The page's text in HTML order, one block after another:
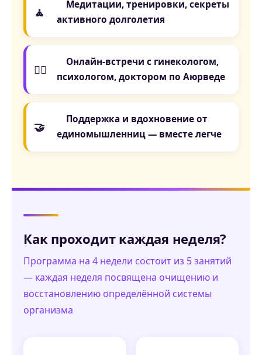
🧘
Медитации, тренировки, секреты
активного долголетия
👩‍⚕️
Онлайн-встречи с гинекологом,
психологом, доктором по Аюрведе
🤝
Поддержка и вдохновение от
единомышленниц — вместе легче
Как проходит каждая неделя?
Программа на 4 недели состоит из 5 занятий
— каждая неделя посвящена очищению и
восстановлению определённой системы
организма